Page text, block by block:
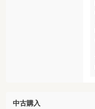
中古購入